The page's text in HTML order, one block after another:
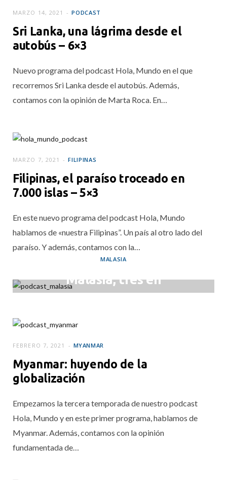
PODCAST
MARZO 14, 2021
Sri Lanka, una lágrima desde el
autobús – 6×3
Nuevo programa del podcast Hola, Mundo en el que
recorremos Sri Lanka desde el autobús. Además,
contamos con la opinión de Marta Roca. En…
FILIPINAS
MARZO 7, 2021
Filipinas, el paraíso troceado en
7.000 islas – 5×3
En este nuevo programa del podcast Hola, Mundo
hablamos de «nuestra Filipinas”. Un país al otro lado del
paraíso. Y además, contamos con la…
MALASIA
Malasia, tres en
uno
MYANMAR
FEBRERO 7, 2021
Myanmar: huyendo de la
globalización
Empezamos la tercera temporada de nuestro podcast
Hola, Mundo y en este primer programa, hablamos de
Myanmar. Además, contamos con la opinión
fundamentada de…